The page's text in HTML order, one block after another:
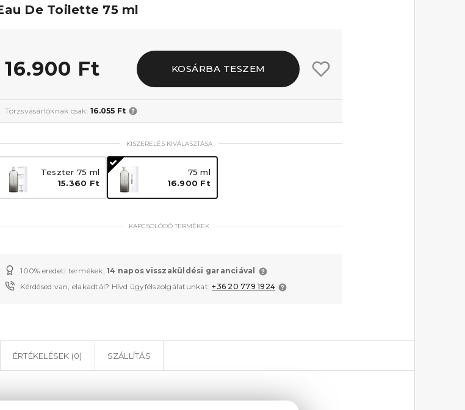
De Toilette 75 ml
16.900 Ft KOSÁRBA TESZEM
Törzsvásárlóknak csak:16.055 Ft
KISZERELÉS KIVÁLASZTÁSA
Teszter 75 ml
15.360 Ft
75 ml
16.900 Ft
KAPCSOLÓDÓ TERMÉKEK
100% eredeti termékek,14 napos visszaküldési garanciával
Kérdésed van, elakadtál? Hívd ügyfélszolgálatunkat:+36 20 779 1924
ÉRTÉKELÉSEK (0) SZÁLLÍTÁS